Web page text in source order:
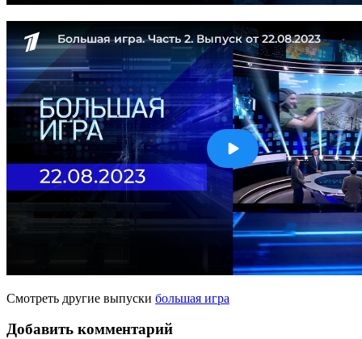
Смотреть другие выпуски большая игра
Добавить комментарий